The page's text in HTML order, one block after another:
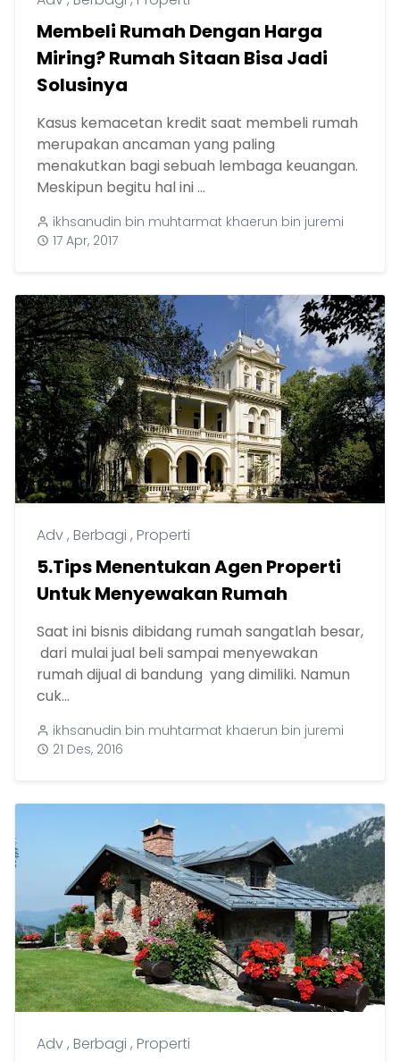
Membeli Rumah Dengan Harga
Miring? Rumah Sitaan Bisa Jadi
Solusinya
Kasus kemacetan kredit saat membeli rumah
merupakan ancaman yang paling
menakutkan bagi sebuah lembaga keuangan.
Meskipun begitu hal ini ...
ikhsanudin bin muhtarmat khaerun bin juremi
17 Apr, 2017
Adv, Berbagi , Properti
5.Tips Menentukan Agen Properti
Untuk Menyewakan Rumah
Saat ini bisnis dibidang rumah sangatlah besar,
dari mulai jual beli sampai menyewakan
rumah dijual di bandung yang dimiliki. Namun
cuk...
ikhsanudin bin muhtarmat khaerun bin juremi
21 Des, 2016
Adv, Berbagi , Properti